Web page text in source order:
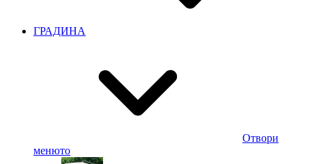
ГРАДИНА
Отвори
менюто